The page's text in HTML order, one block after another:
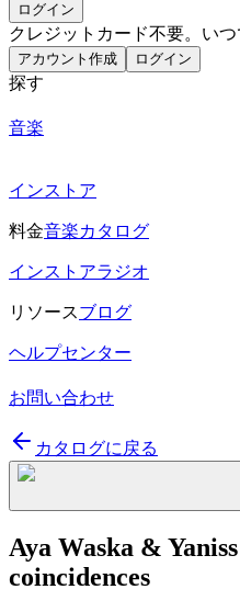
ログイン
クレジットカード不要。いつ
アカウント作成 ログイン
探す
音楽
インストア
料金音楽カタログ
インストアラジオ
リソースブログ
ヘルプセンター
お問い合わせ
カタログに戻る
Aya Waska &
coincidences